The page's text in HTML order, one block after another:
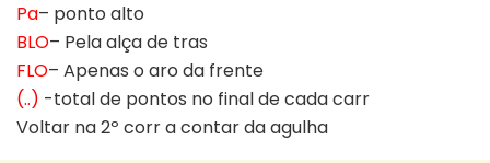
Pa– ponto alto
BLO– Pela alça de tras
FLO– Apenas o aro da frente
(..) -total de pontos no final de cada carr
Voltar na 2º corr a contar da agulha